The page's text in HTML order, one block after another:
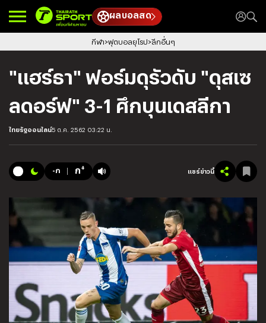
ผลบอลสด
กีฬา ฟุตบอลยุโรป ลีกอื่นๆ
"แฮร์ธา" ฟอร์มดุรัวดับ "ดุสเซ
ลดอร์ฟ" 3-1 ศึกบุนเดสลีกา
ไทยรัฐออนไลน์5 ต.ค. 2562 03:22 น.
-ก ก+ แชร์ข่าวนี้